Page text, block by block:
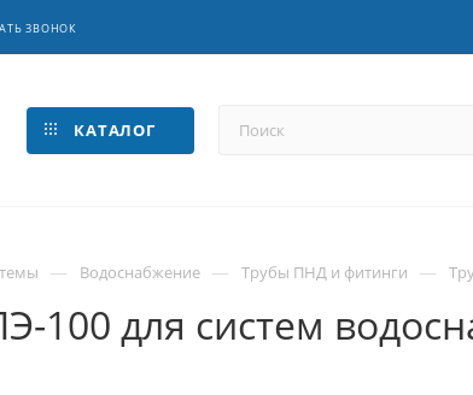
ЗВОНОК
КАТАЛОГ
— Водоснабжение — Трубы ПНД и фитинги —
100 для систем